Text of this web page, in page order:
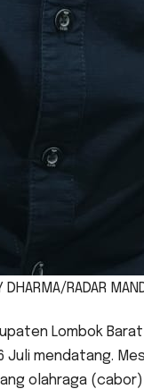
RADAR
Lombok
Juli mendatang.
olahraga